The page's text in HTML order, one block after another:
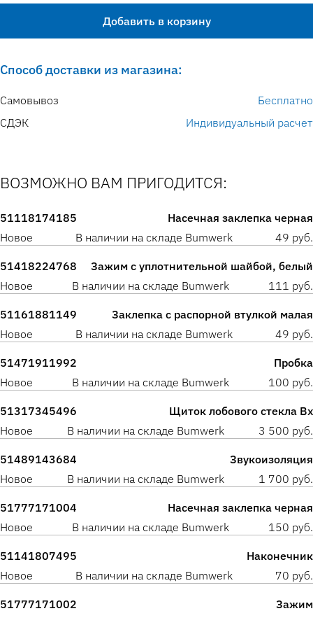
Добавить в корзину
Способ доставки из магазина:
Самовывоз
Бесплатно
СДЭК
Индивидуальный расчет
ВОЗМОЖНО ВАМ ПРИГОДИТСЯ:
51118174185
Насечная заклепка черная
Новое
В наличии на складе Bumwerk 49 руб.
51418224768
Зажим с уплотнительной шайбой, белый
Новое
В наличии на складе Bumwerk 111 руб.
51161881149
Заклепка с распорной втулкой малая
Новое
В наличии на складе Bumwerk 49 руб.
51471911992
Пробка
Новое
В наличии на складе Bumwerk 100 руб.
51317345496
Щиток лобового стекла Вх
Новое
В наличии на складе Bumwerk 3 500 руб.
51489143684
Звукоизоляция
Новое
В наличии на складе Bumwerk 1 700 руб.
51777171004
Насечная заклепка черная
Новое
В наличии на складе Bumwerk 150 руб.
51141807495
Наконечник
Новое
В наличии на складе Bumwerk 70 руб.
51777171002
Зажим